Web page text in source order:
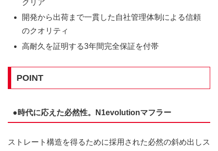
クリア
開発から出荷まで一貫した自社管理体制による信頼
のクオリティ
高耐久を証明する3年間完全保証を付帯
POINT
●時代に応えた必然性。N1evolutionマフラー
ストレート構造を得るために採用された必然の斜め出しス